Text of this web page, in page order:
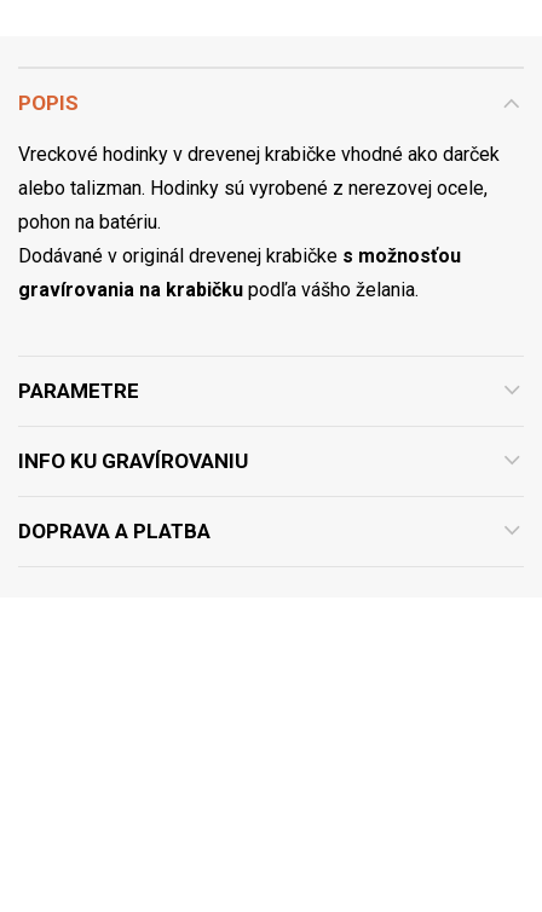
POPIS
Vreckové hodinky v drevenej krabičke vhodné ako darček
alebo talizman. Hodinky sú vyrobené z nerezovej ocele,
pohon na batériu.
Dodávané v originál drevenej krabičke s možnosťou
gravírovania na krabičku podľa vášho želania.
PARAMETRE
INFO KU GRAVÍROVANIU
DOPRAVA A PLATBA